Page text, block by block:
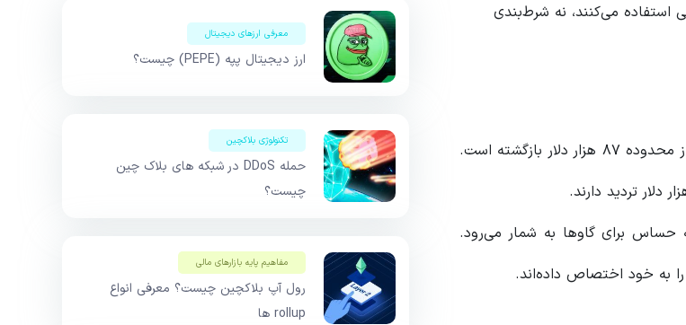
ابزار درآمدزایی استفاده می‌کنند، نه شرط‌بندی
بیت‌کوین (BTC) با قیمت حدود ۸۹,۲۱۶ دلار، طی دو ماه گذشته چندین بار از محدوده ۸۷ هزار دلار بازگشته است.
یک نقطه حساس برای گاوها به شمار می‌رود.
معرفی ارزهای دیجیتال
ارز دیجیتال پپه (PEPE) چیست؟
تکنولوژی بلاکچین
حمله DDoS در شبکه های بلاک چین
چیست؟
مفاهیم پایه بازار‌های مالی
رول آپ بلاکچین چیست؟ معرفی انواع
rollup ها